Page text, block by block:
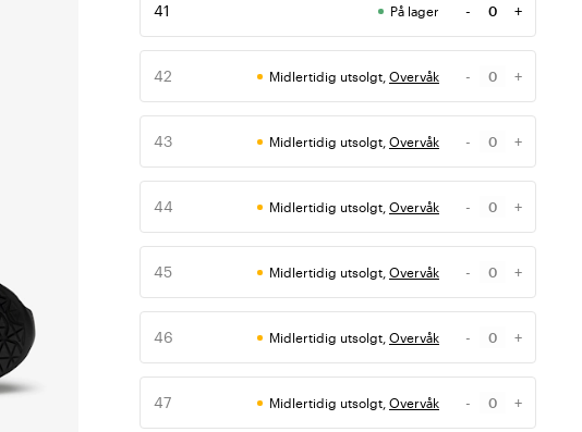
41 På lager -
Antall
+
42 Midlertidig utsolgt, Overvåk -
Antall
+
43 Midlertidig utsolgt, Overvåk -
Antall
+
44 Midlertidig utsolgt, Overvåk -
Antall
+
45 Midlertidig utsolgt, Overvåk -
Antall
+
46 Midlertidig utsolgt, Overvåk -
Antall
+
47 Midlertidig utsolgt, Overvåk -
Antall
+